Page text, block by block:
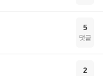
5
댓글
2